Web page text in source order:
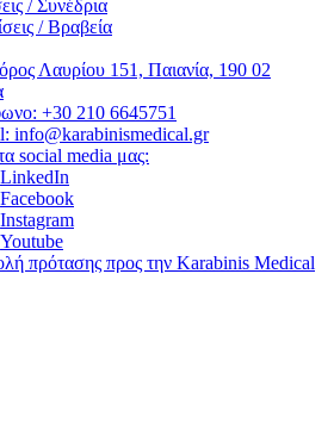
/ Συνέδρια
/ Βραβεία
Λαυρίου 151, Παιανία, 190 02
+30 210 6645751
info@karabinismedical.gr
social media μας:
LinkedIn
Facebook
Instagram
Youtube
πρότασης προς την Karabinis Medical